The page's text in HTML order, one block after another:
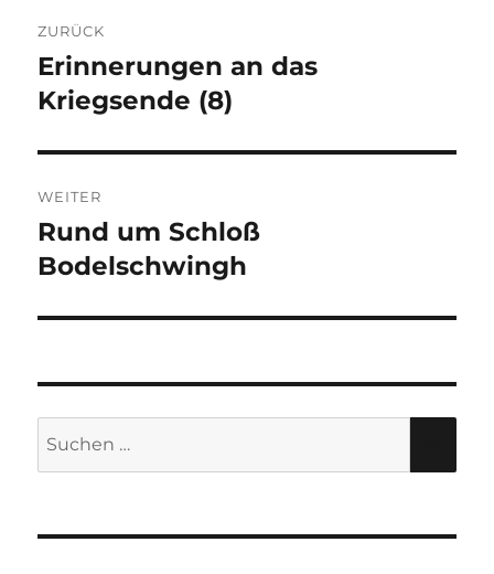
ZURÜCK
Vorheriger
Beitrag:
Erinnerungen an das
Kriegsende (8)
WEITER
Nächster
Beitrag:
Rund um Schloß
Bodelschwingh